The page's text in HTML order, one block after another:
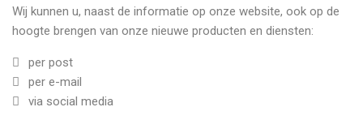
Wij kunnen u, naast de informatie op onze website, ook op de
hoogte brengen van onze nieuwe producten en diensten:
per post
per e-mail
via social media